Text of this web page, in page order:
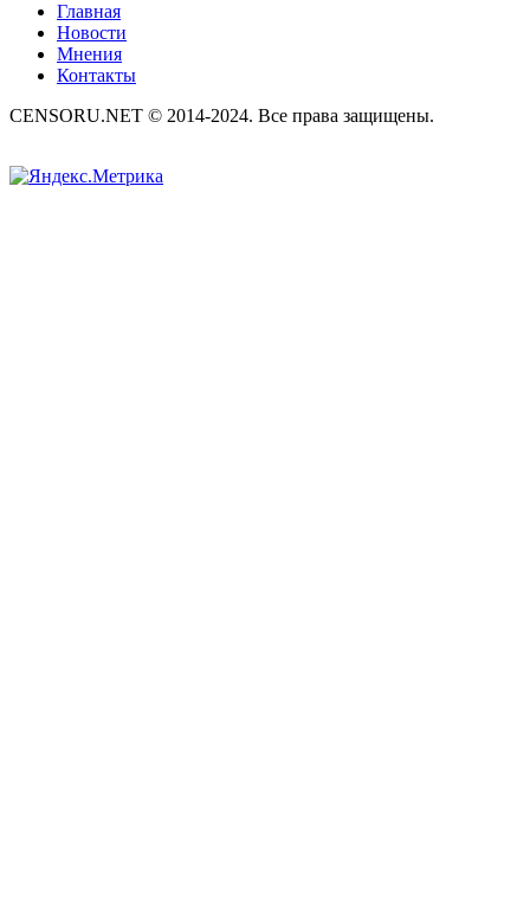
Главная
Новости
Мнения
Контакты
CENSORU.NET © 2014-2024. Все права защищены.